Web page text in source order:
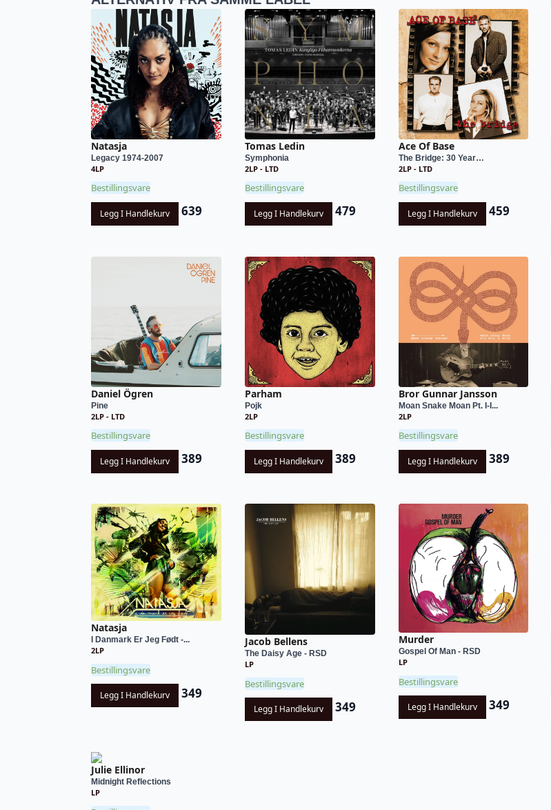
Natasja
Legacy 1974-2007
4LP
Bestillingsvare
Legg I Handlekurv 639
Tomas Ledin
Symphonia
2LP - LTD
Bestillingsvare
Legg I Handlekurv 479
Ace Of Base
The Bridge: 30 Year…
2LP - LTD
Bestillingsvare
Legg I Handlekurv 459
Daniel Ögren
Pine
2LP - LTD
Bestillingsvare
Legg I Handlekurv 389
Parham
Pojk
2LP
Bestillingsvare
Legg I Handlekurv 389
Bror Gunnar Jansson
Moan Snake Moan Pt. I-I...
2LP
Bestillingsvare
Legg I Handlekurv 389
Natasja
I Danmark Er Jeg Født -...
2LP
Bestillingsvare
Legg I Handlekurv 349
Jacob Bellens
The Daisy Age - RSD
LP
Bestillingsvare
Legg I Handlekurv 349
Murder
Gospel Of Man - RSD
LP
Bestillingsvare
Legg I Handlekurv 349
Julie Ellinor
Midnight Reflections
LP